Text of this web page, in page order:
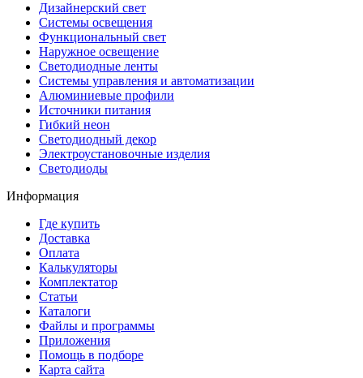
Дизайнерский свет
Системы освещения
Функциональный свет
Наружное освещение
Светодиодные ленты
Системы управления и автоматизации
Алюминиевые профили
Источники питания
Гибкий неон
Светодиодный декор
Электроустановочные изделия
Светодиоды
Информация
Где купить
Доставка
Оплата
Калькуляторы
Комплектатор
Статьи
Каталоги
Файлы и программы
Приложения
Помощь в подборе
Карта сайта